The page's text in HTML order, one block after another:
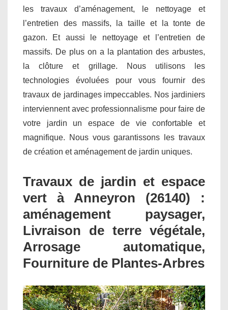
les travaux d’aménagement, le nettoyage et
l’entretien des massifs, la taille et la tonte de
gazon. Et aussi le nettoyage et l’entretien de
massifs. De plus on a la plantation des arbustes,
la clôture et grillage. Nous utilisons les
technologies évoluées pour vous fournir des
travaux de jardinages impeccables. Nos jardiniers
interviennent avec professionnalisme pour faire de
votre jardin un espace de vie confortable et
magnifique. Nous vous garantissons les travaux
de création et aménagement de jardin uniques.
Travaux de jardin et espace
vert à Anneyron (26140) :
aménagement paysager,
Livraison de terre végétale,
Arrosage automatique,
Fourniture de Plantes-Arbres